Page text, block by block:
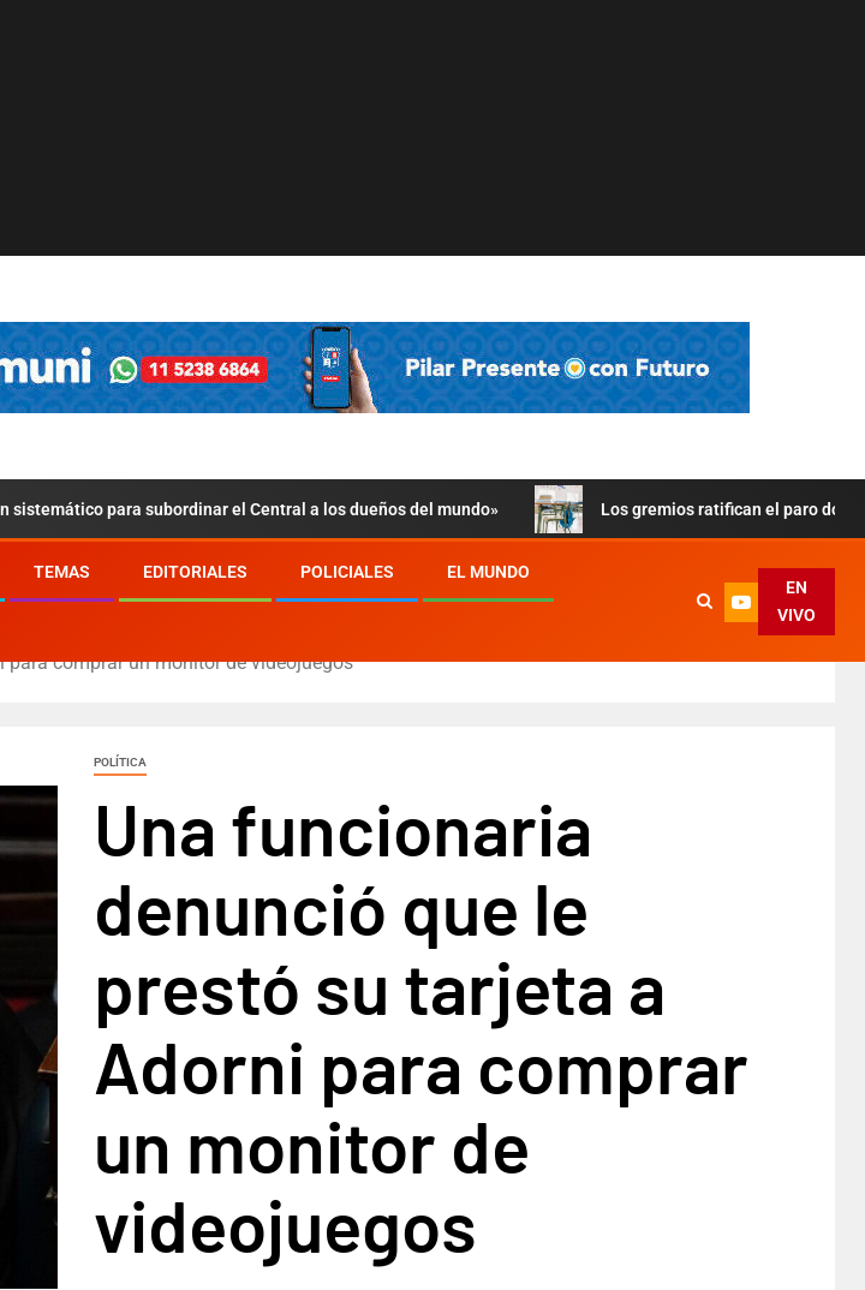
sistemático para subordinar el Central a los dueños del mundo» Los gremios ratifican el paro
TEMAS EDITORIALES POLICIALES EL MUNDO
EN
VIVO
comprar un monitor de videojuegos
POLÍTICA
Una funcionaria
denunció que le
prestó su tarjeta a
Adorni para comprar
un monitor de
videojuegos